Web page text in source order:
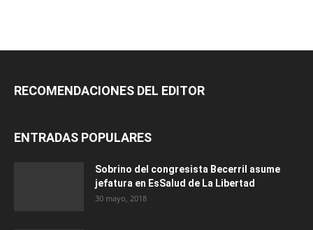
RECOMENDACIONES DEL EDITOR
ENTRADAS POPULARES
Sobrino del congresista Becerril asume
jefatura en EsSalud de La Libertad
30 mayo, 2018